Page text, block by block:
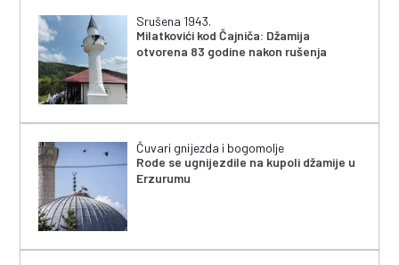
Srušena 1943.
Milatkovići kod Čajniča: Džamija
otvorena 83 godine nakon rušenja
Čuvari gnijezda i bogomolje
Rode se ugnijezdile na kupoli džamije u
Erzurumu